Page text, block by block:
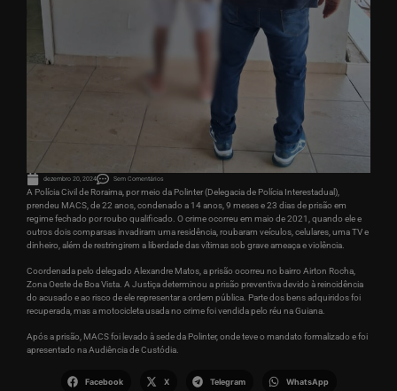
dezembro 20, 2024 Sem Comentários
A Polícia Civil de Roraima, por meio da Polinter (Delegacia de Polícia Interestadual),
prendeu MACS, de 22 anos, condenado a 14 anos, 9 meses e 23 dias de prisão em
regime fechado por roubo qualificado. O crime ocorreu em maio de 2021, quando ele e
outros dois comparsas invadiram uma residência, roubaram veículos, celulares, uma TV e
dinheiro, além de restringirem a liberdade das vítimas sob grave ameaça e violência.
Coordenada pelo delegado Alexandre Matos, a prisão ocorreu no bairro Airton Rocha,
Zona Oeste de Boa Vista. A Justiça determinou a prisão preventiva devido à reincidência
do acusado e ao risco de ele representar a ordem pública. Parte dos bens adquiridos foi
recuperada, mas a motocicleta usada no crime foi vendida pelo réu na Guiana.
Após a prisão, MACS foi levado à sede da Polinter, onde teve o mandato formalizado e foi
apresentado na Audiência de Custódia.
Facebook X Telegram WhatsApp